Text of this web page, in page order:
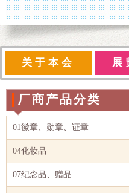
关于本会 展
厂商产品分类
01徽章、勋章、证章
04化妆品
07纪念品、赠品